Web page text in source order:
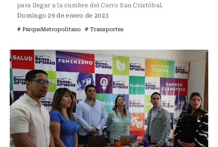
para llegar a la cumbre del Cerro San Cristóbal.
Domingo 29 de enero de 2023
# ParqueMetropolitano # Transportes